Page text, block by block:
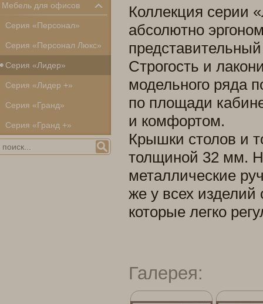
Мебель для офисов
Серия «Персонал»
Серия «Персонал Люкс»
Серия «Лидер»
Серия «Лидер +»
Серия «Гранд»
Серия «Гранд +»
Коллекция серии
абсолютно
Строгость и
модельного ряда
по площади
и комфортом.
Крышки столов и
толщиной 32 мм.
металлические
же у всех
которые легко
Галерея: